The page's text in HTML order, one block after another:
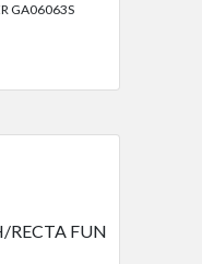
GA06063S